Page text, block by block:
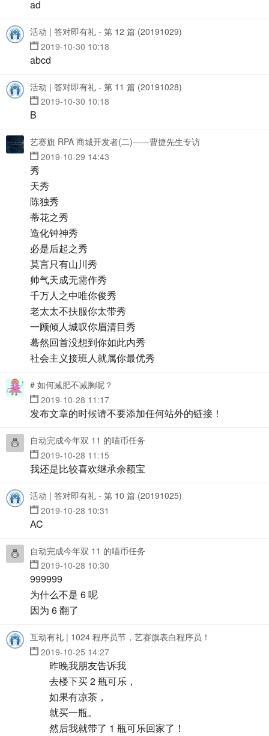
ad
活动 | 答对即有礼 - 第 12 篇 (20191029)
2019-10-30 10:18
abcd
活动 | 答对即有礼 - 第 11 篇 (20191028)
2019-10-30 10:18
B
艺赛旗 RPA 商城开发者(二)——曹捷先生专访
2019-10-29 14:43
秀
天秀
陈独秀
蒂花之秀
造化钟神秀
必是后起之秀
莫言只有山川秀
帅气天成无需作秀
千万人之中唯你俊秀
老太太不扶服你太带秀
一顾倾人城叹你眉清目秀
蓦然回首没想到你如此内秀
社会主义接班人就属你最优秀
# 如何减肥不减胸呢？
2019-10-28 11:17
发布文章的时候请不要添加任何站外的链接！
自动完成今年双 11 的喵币任务
2019-10-28 11:15
我还是比较喜欢继承余额宝
活动 | 答对即有礼 - 第 10 篇 (20191025)
2019-10-28 10:31
AC
自动完成今年双 11 的喵币任务
2019-10-28 10:30
999999
为什么不是 6 呢
因为 6 翻了
互动有礼 | 1024 程序员节，艺赛旗表白程序员！
2019-10-25 14:27
昨晚我朋友告诉我
去楼下买 2 瓶可乐，
如果有凉茶，
就买一瓶。
然后我就带了 1 瓶可乐回家了！